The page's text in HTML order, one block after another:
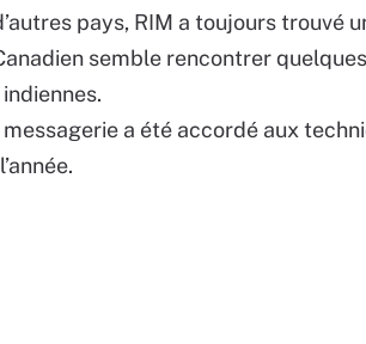
pays, RIM a toujours trouvé
semble rencontrer
a été accordé aux